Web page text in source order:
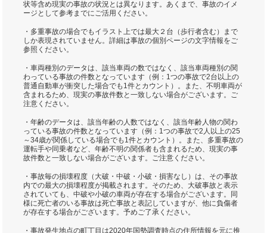
状等含め現実の事故の状況とは異なります。あくまで、事故のイメ
ージとして参考までにご活用ください。
・多重事故の場合でもイラスト上では最大２台（歩行者含む）まで
しか表現されていません。詳細は事故の個別ページの文字情報をご
参照ください。
・車両種別のデータは、該当車両の数ではなく、該当車両種別の関
わっている事故の件数となっています（例：1つの事故で2台以上の
普通自動車が衝突した場合でも1件とカウント）。また、不明車両が
含まれるため、現実の事故件数と一致しない場合がございます。ご
注意ください。
・年齢のデータは、該当年齢の人数ではなく、該当年齢人物の関わ
っている事故の件数となっています（例：1つの事故で2人以上の25
～34歳が関係している場合でも1件とカウント）。また、多重事故の
運転手や同乗者など、年齢不明の関係者も含まれるため、現実の事
故件数と一致しない場合がございます。ご注意ください。
・事故毎の損壊程度（大破・中破・小破・損害なし）は、その事故
内での最大の損壊程度が掲載されます。そのため、大破事故と表示
されていても、中破や小破の車両が存在する場合がございます。同
様に死亡者のいる事故は死亡事故と表記していますが、他に負傷者
が存在する場合がございます。予めご了承ください。
・事故発生地点の町丁目は2020年国勢調査時点の住所情報を元に推